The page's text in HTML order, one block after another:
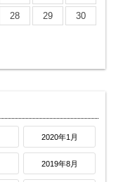
28 29
30
2020年1月
2019年8月